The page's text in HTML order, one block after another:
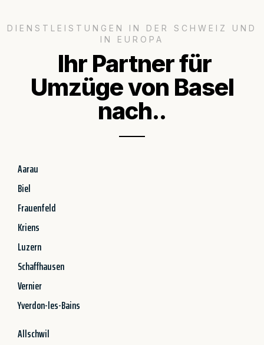
DIENSTLEISTUNGEN IN DER SCHWEIZ UND
IN EUROPA
Ihr Partner für
Umzüge von Basel
nach..
Aarau
Biel
Frauenfeld
Kriens
Luzern
Schaffhausen
Vernier
Yverdon-les-Bains
Allschwil